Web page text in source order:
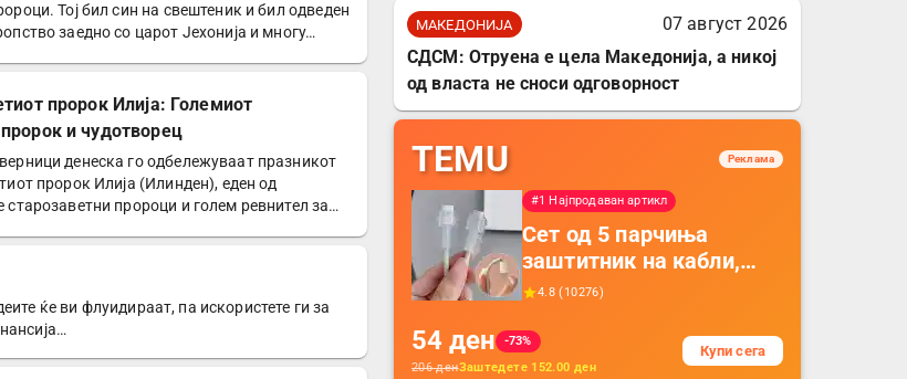
Тој бил син на свештеник и бил одведен
заедно со царот Јехонија и многу…
пророк Илија: Големиот
и чудотворец
денеска го одбележуваат празникот
пророк Илија (Илинден), еден од
старозаветни пророци и голем ревнител за…
ќе ви флуидираат, па искористете ги за
МАКЕДОНИЈА
07 август 2026
СДСМ: Отруена е цела Македонија, а никој
од власта не сноси одговорност
TEMU Реклама
#1 Најпродаван артикл
Сет од 5 парчиња
заштитник на кабли,
прекривка за заштита
додатоци за заштита на
кабли, без батерија, за
4.8 (10276)
54 ден
-73%
206денЗаштедете 152.00 ден
Купи сега